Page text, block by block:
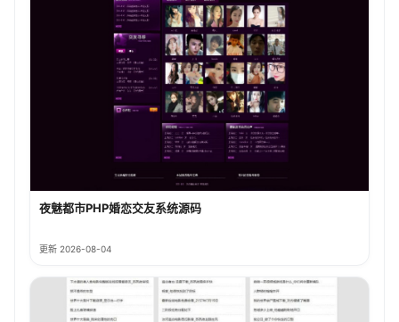
夜魅都市PHP婚恋交友系统源码
更新 2026-08-04